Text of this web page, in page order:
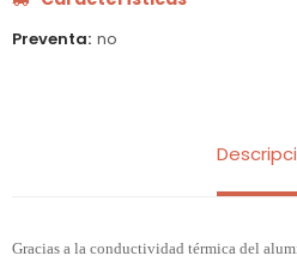
Preventa no
Gracias a la conductividad térmica del